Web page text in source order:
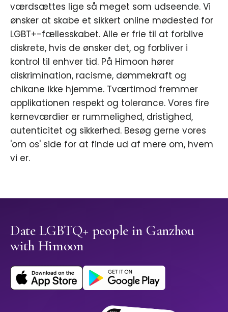
værdsættes lige så meget som udseende. Vi
ønsker at skabe et sikkert online mødested for
LGBT+-fællesskabet. Alle er frie til at forblive
diskrete, hvis de ønsker det, og forbliver i
kontrol til enhver tid. På Himoon hører
diskrimination, racisme, dømmekraft og
chikane ikke hjemme. Tværtimod fremmer
applikationen respekt og tolerance. Vores fire
kerneværdier er rummelighed, dristighed,
autenticitet og sikkerhed. Besøg gerne vores
'om os' side for at finde ud af mere om, hvem
vi er.
Date LGBTQ+ people in Ganzhou
with Himoon